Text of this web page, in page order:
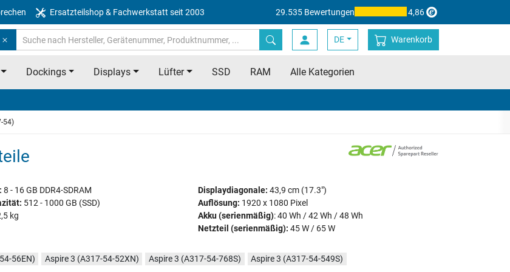
Ersatzteilshop & Fachwerkstatt seit 2003 29.535 Bewertungen 4,86
DE Warenkorb
Dockings Displays Lüfter SSD RAM Alle Kategorien
54)
8 - 16 GB DDR4-SDRAM
512 - 1000 GB (SSD)
kg
Displaydiagonale: 43,9 cm (17.3")
Auflösung: 1920 x 1080 Pixel
Akku (serienmäßig): 40 Wh / 42 Wh / 48 Wh
Netzteil (serienmäßig): 45 W / 65 W
56EN) Aspire 3 (A317-54-52XN) Aspire 3 (A317-54-768S)
Aspire 3 (A317-54-549S)